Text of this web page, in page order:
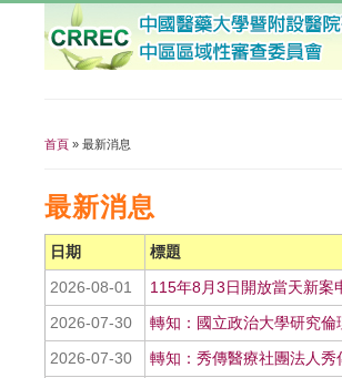
首頁 » 最新消息
最新消息
日期
標題
2026-08-01
115年8月3日開放當天新案
2026-07-30
轉知：國立政治大學研究
2026-07-30
轉知：秀傳醫療社團法人